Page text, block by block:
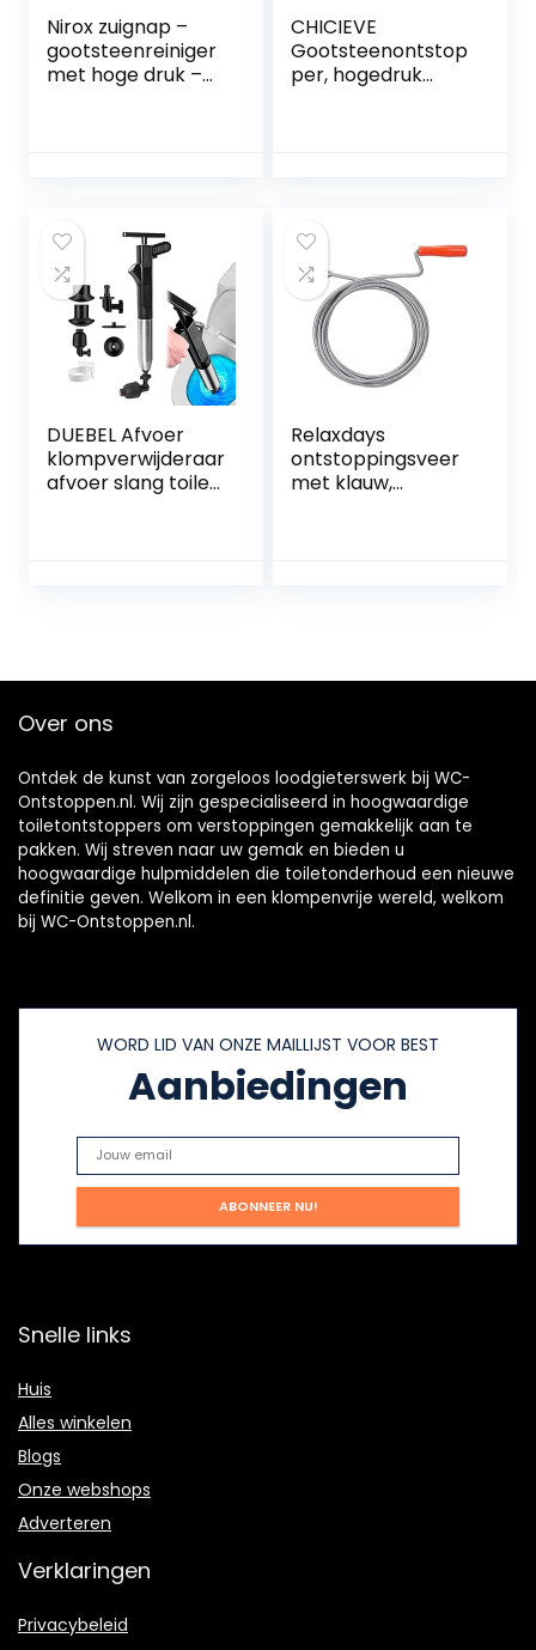
Nirox zuignap –
gootsteenreiniger
met hoge druk –
ontstopper met
krachtige
perslucht
CHICIEVE
Gootsteenontstop
per, hogedruk
badkamers te
ontstoppen.
DUEBEL Afvoer
klompverwijderaar
afvoer slang toilet
Relaxdays
ontstoppingsveer
met klauw,
Over ons
Ontdek de kunst van zorgeloos loodgieterswerk bij WC-
Ontstoppen.nl. Wij zijn gespecialiseerd in hoogwaardige
toiletontstoppers om verstoppingen gemakkelijk aan te
pakken. Wij streven naar uw gemak en bieden u
hoogwaardige hulpmiddelen die toiletonderhoud een nieuwe
definitie geven. Welkom in een klompenvrije wereld, welkom
bij WC-Ontstoppen.nl.
WORD LID VAN ONZE MAILLIJST VOOR BEST
Aanbiedingen
Snelle links
Huis
Alles winkelen
Blogs
Onze webshops
Adverteren
Verklaringen
Privacybeleid